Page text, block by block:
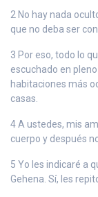
2 No hay nada
que no deba ser
3 Por eso, todo lo
escuchado en
habitaciones más
casas.
4 A ustedes, mis
cuerpo y después
5 Yo les indicaré a
Gehena. Sí, les